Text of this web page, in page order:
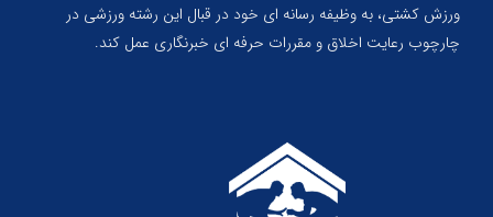
ورزش کشتی، به وظیفه رسانه ای خود در قبال این رشته ورزشی در
چارچوب رعایت اخلاق و مقررات حرفه ای خبرنگاری عمل کند.